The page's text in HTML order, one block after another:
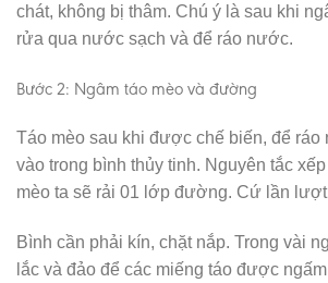
chát, không bị thâm. Chú ý là sau khi
rửa qua nước sạch và để ráo nước.
Bước 2: Ngâm táo mèo và đường
Táo mèo sau khi được chế biến, để ráo
vào trong bình thủy tinh. Nguyên tắc
mèo ta sẽ rải 01 lớp đường. Cứ lần lượt
Bình cần phải kín, chặt nắp. Trong vài
lắc và đảo để các miếng táo được